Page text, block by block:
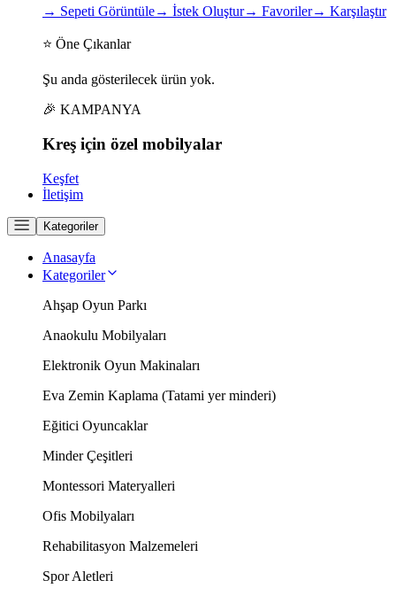
→ Sepeti Görüntüle→ İstek Oluştur→ Favoriler→ Karşılaştır
⭐ Öne Çıkanlar
Şu anda gösterilecek ürün yok.
🎉 KAMPANYA
Kreş için özel mobilyalar
Keşfet
İletişim
Kategoriler
Anasayfa
Kategoriler
Ahşap Oyun Parkı
Anaokulu Mobilyaları
Elektronik Oyun Makinaları
Eva Zemin Kaplama (Tatami yer minderi)
Eğitici Oyuncaklar
Minder Çeşitleri
Montessori Materyalleri
Ofis Mobilyaları
Rehabilitasyon Malzemeleri
Spor Aletleri